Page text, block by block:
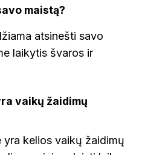
maistą?
atsinešti savo
laikytis švaros ir
vaikų žaidimų
kelios vaikų žaidimų